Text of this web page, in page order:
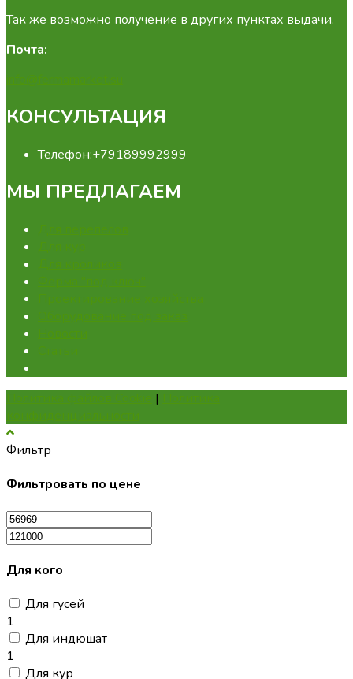
Так же возможно получение в других пунктах выдачи.
Почта:
info@fermamarket.su
КОНСУЛЬТАЦИЯ
Телефон:+79189992999
МЫ ПРЕДЛАГАЕМ
Для перепелов
Для кур
Для кроликов
Ферма "под ключ"
Проектирование хозяйства
Оборудование под заказ
Новости
Статьи
Политика файлов Cookie | Политика
конфиденциальности
Фильтр
Фильтровать по цене
Для кого
Для гусей
1
Для индюшат
1
Для кур